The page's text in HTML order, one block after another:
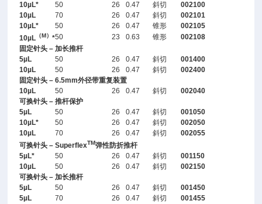
10µL*
50 26 0.47 斜切
002100
10µL
70 26 0.47 斜切
002101
10µL*
50 26 0.47 锥形
002105
10µL （M）*50 23 0.63 锥形
002108
固定针头 – 加长推杆
5µL
50 26 0.47 斜切
001400
10µL
50 26 0.47 斜切
002400
固定针头 – 6.5mm外径带重复装置
10µL
50 26 0.47 斜切
002040
可换针头 – 推杆保护
5µL
50 26 0.47 斜切
001050
10µL*
50 26 0.47 斜切
002050
10µL
70 26 0.47 斜切
002055
可换针头 – SuperflexTM弹性防折推杆
5µL*
50 26 0.47 斜切
001150
10µL
50 26 0.47 斜切
002150
可换针头 – 加长推杆
5µL
50 26 0.47 斜切
001450
5µL
70 26 0.47 斜切
001455